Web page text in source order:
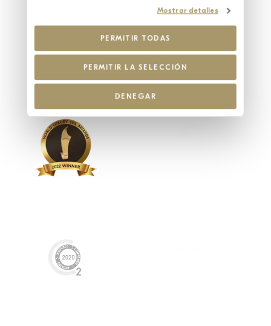
Mostrar detalles
PERMITIR TODAS
PERMITIR LA SELECCIÓN
DENEGAR